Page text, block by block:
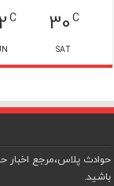
30C
SAT
C
حوادث پلاس،مرجع اخبار
باشید.